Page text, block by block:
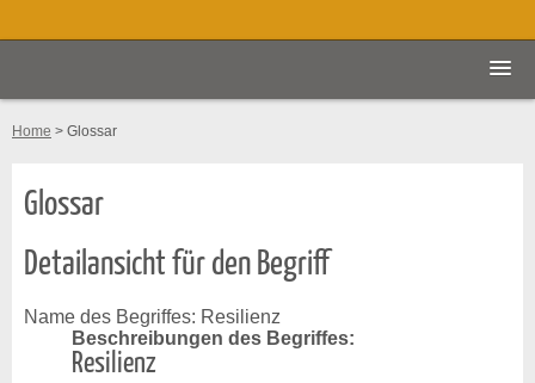
Home > Glossar
Glossar
Detailansicht für den Begriff
Name des Begriffes: Resilienz
Beschreibungen des Begriffes:
Resilienz